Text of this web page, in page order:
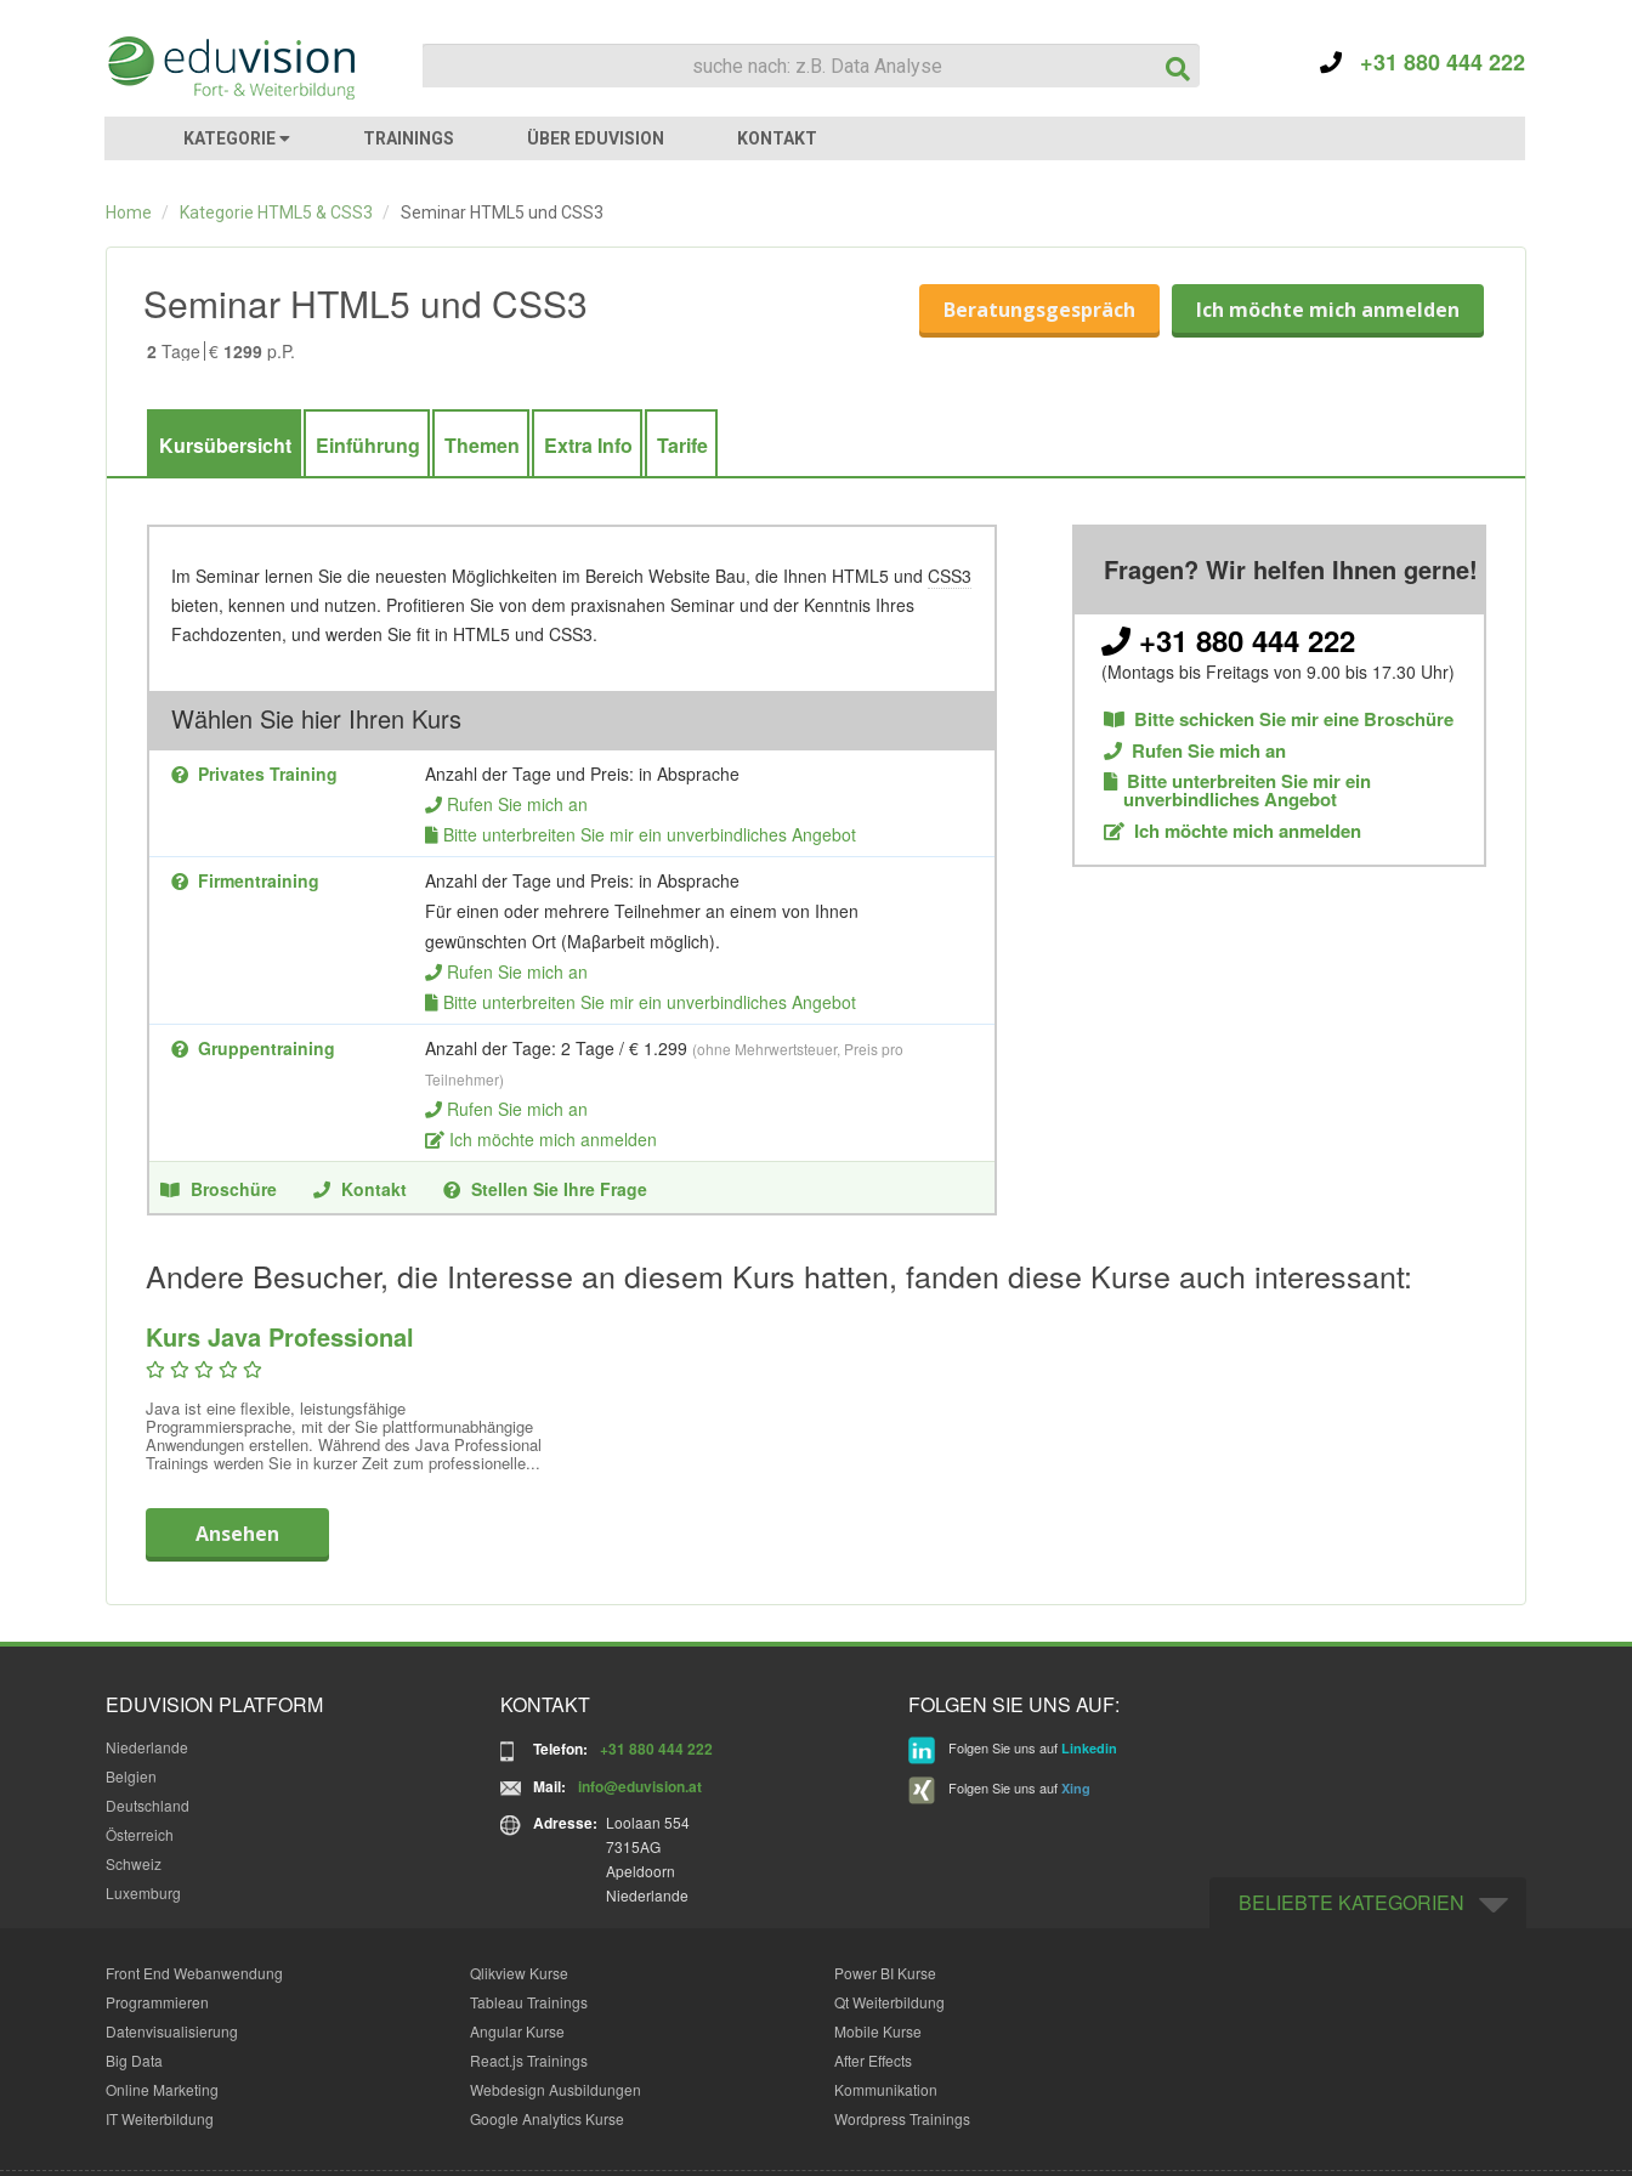
+31 880 444 222
KATEGORIE TRAININGS ÜBER EDUVISION KONTAKT
Home / Kategorie HTML5 & CSS3 / Seminar HTML5 und CSS3
Seminar HTML5 und CSS3
2 Tage € 1299 p.P.
Beratungsgespräch Ich möchte mich anmelden
Kursübersicht Einführung Themen Extra Info Tarife
Im Seminar lernen Sie die neuesten Möglichkeiten im Bereich Website Bau, die Ihnen HTML5 und CSS3
bieten, kennen und nutzen. Profitieren Sie von dem praxisnahen Seminar und der Kenntnis Ihres
Fachdozenten, und werden Sie fit in HTML5 und CSS3.
Wählen Sie hier Ihren Kurs
Privates Training
Anzahl der Tage und Preis: in Absprache
Rufen Sie mich an
Bitte unterbreiten Sie mir ein unverbindliches Angebot
Firmentraining
Anzahl der Tage und Preis: in Absprache
Für einen oder mehrere Teilnehmer an einem von Ihnen
gewünschten Ort (Maβarbeit möglich).
Rufen Sie mich an
Bitte unterbreiten Sie mir ein unverbindliches Angebot
Gruppentraining
Anzahl der Tage: 2 Tage / € 1.299 (ohne Mehrwertsteuer, Preis pro
Teilnehmer)
Rufen Sie mich an
Ich möchte mich anmelden
Broschüre Kontakt Stellen Sie Ihre Frage
Fragen? Wir helfen Ihnen gerne!
+31 880 444 222
(Montags bis Freitags von 9.00 bis 17.30 Uhr)
Bitte schicken Sie mir eine Broschüre
Rufen Sie mich an
Bitte unterbreiten Sie mir ein
unverbindliches Angebot
Ich möchte mich anmelden
Andere Besucher, die Interesse an diesem Kurs hatten, fanden diese Kurse auch interessant:
Kurs Java Professional
Java ist eine flexible, leistungsfähige
Programmiersprache, mit der Sie plattformunabhängige
Anwendungen erstellen. Während des Java Professional
Trainings werden Sie in kurzer Zeit zum professionelle...
Ansehen
EDUVISION PLATFORM
Niederlande
Belgien
Deutschland
Österreich
Schweiz
Luxemburg
KONTAKT
Telefon:
+31 880 444 222
Mail:
info@eduvision.at
Adresse: Loolaan 554
7315AG
Apeldoorn
Niederlande
FOLGEN SIE UNS AUF:
Folgen Sie uns auf Linkedin
Folgen Sie uns auf Xing
BELIEBTE KATEGORIEN
Front End Webanwendung
Programmieren
Datenvisualisierung
Big Data
Online Marketing
IT Weiterbildung
Qlikview Kurse
Tableau Trainings
Angular Kurse
React.js Trainings
Webdesign Ausbildungen
Google Analytics Kurse
Power BI Kurse
Qt Weiterbildung
Mobile Kurse
After Effects
Kommunikation
Wordpress Trainings